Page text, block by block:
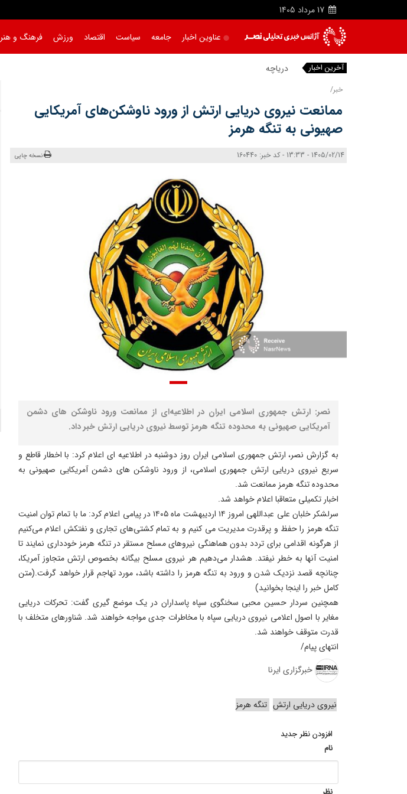
17 مرداد 1405
عناوین اخبار جامعه سیاست اقتصاد ورزش فرهنگ و هنر
آخرین اخبار دریاچه اروم
خبر/
ممانعت نیروی دریایی ارتش از ورود ناوشکن‌های آمریکایی
صهیونی به تنگه هرمز
1405/02/14 - 13:33 - کد خبر: 160440 نسخه چاپی
نصر: ارتش جمهوری اسلامی ایران در اطلاعیه‌ای از ممانعت ورود ناوشکن های دشمن
آمریکایی صهیونی به محدوده تنگه هرمز توسط نیروی دریایی ارتش خبر داد.
به گزارش نصر، ارتش جمهوری اسلامی ایران روز دوشنبه در اطلاعیه ای اعلام کرد: با اخطار قاطع و
سریع نیروی دریایی ارتش جمهوری اسلامی، از ورود ناوشکن های دشمن آمریکایی صهیونی به
محدوده تنگه هرمز ممانعت شد.
اخبار تکمیلی متعاقبا اعلام خواهد شد.
سرلشکر خلبان علی عبداللهی امروز ۱۴ اردیبهشت ماه ۱۴۰۵ در پیامی اعلام کرد: ما با تمام توان امنیت
تنگه هرمز را حفظ و پرقدرت مدیریت می کنیم و به تمام کشتی‌های تجاری و نفتکش اعلام می‌کنیم
از هرگونه اقدامی برای تردد بدون هماهنگی نیروهای مسلح مستقر در تنگه هرمز خودداری نمایند تا
امنیت آنها به خطر نیفتد. هشدار می‌دهیم هر نیروی مسلح بیگانه بخصوص ارتش متجاوز آمریکا،
چنانچه قصد نزدیک شدن و ورود به تنگه هرمز را داشته باشد، مورد تهاجم قرار خواهد گرفت.(متن
کامل خبر را اینجا بخوانید)
همچنین سردار حسین محبی سخنگوی سپاه پاسداران در یک موضع گیری گفت: تحرکات دریایی
مغایر با اصول اعلامی نیروی دریایی سپاه با مخاطرات جدی مواجه خواهند شد. شناورهای متخلف با
قدرت متوقف خواهند شد.
انتهای پیام/
خبرگزاری ایرنا
نیروی دریایی ارتش تنگه هرمز
افزودن نظر جدید
نام